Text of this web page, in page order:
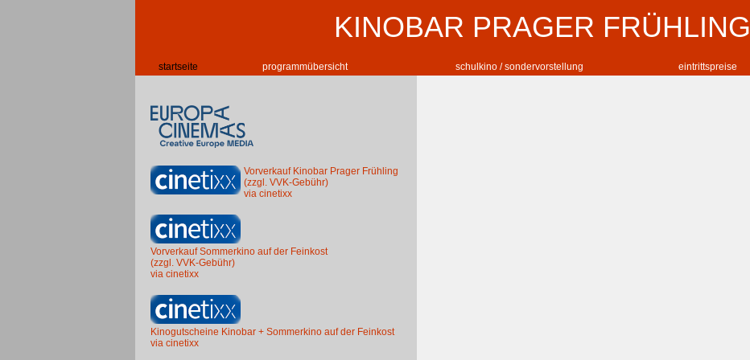
KINOBAR PRAGER FRÜHLING
startseite programmübersicht schulkino / sondervorstellung eintrittspreise
Vorverkauf Kinobar Prager Frühling
(zzgl. VVK-Gebühr)
via cinetixx
Vorverkauf Sommerkino auf der Feinkost
(zzgl. VVK-Gebühr)
via cinetixx
Kinogutscheine Kinobar + Sommerkino auf der Feinkost
via cinetixx